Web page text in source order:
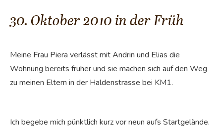
30. Oktober 2010 in der Früh
Meine Frau Piera verlässt mit Andrin und Elias die
Wohnung bereits früher und sie machen sich auf den Weg
zu meinen Eltern in der Haldenstrasse bei KM1.
Ich begebe mich pünktlich kurz vor neun aufs Startgelände.